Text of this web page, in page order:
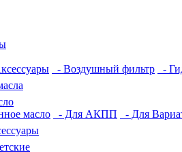
- Воздушный фильтр -
масло
- Для АКПП - Для